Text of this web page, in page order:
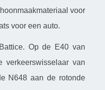
voor
voor een auto.
Op de E40 van
van
N648 aan de rotonde